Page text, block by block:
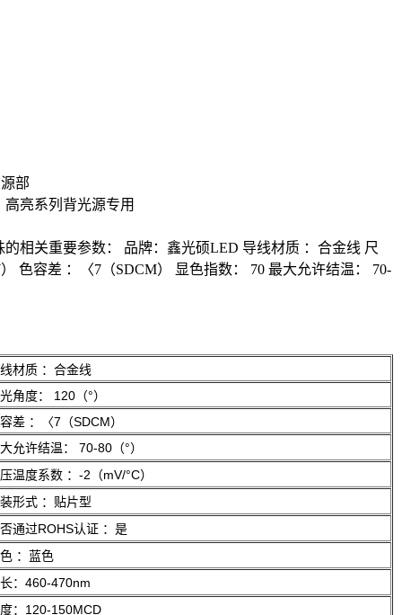
部
亮系列背光源专用
相关重要参数： 品牌：鑫光硕LED 导线材质 ：合金线 尺
色容差 ：〈7（SDCM） 显色指数： 70 最大允许结温： 70-
材质 ：合金线
角度：
120（°）
差 ：〈7（SDCM）
允许结温：
70-80（°）
温度系数 ：-2（mV/°C）
形式 ：贴片型
通过ROHS认证 ：是
：蓝色
：460-470nm
：120-150MCD